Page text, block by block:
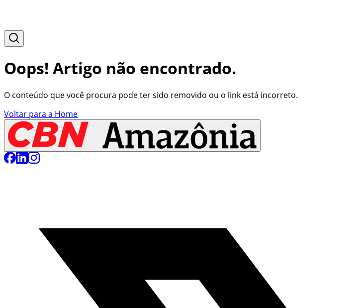
Oops! Artigo não encontrado.
O conteúdo que você procura pode ter sido removido ou o link está incorreto.
Voltar para a Home